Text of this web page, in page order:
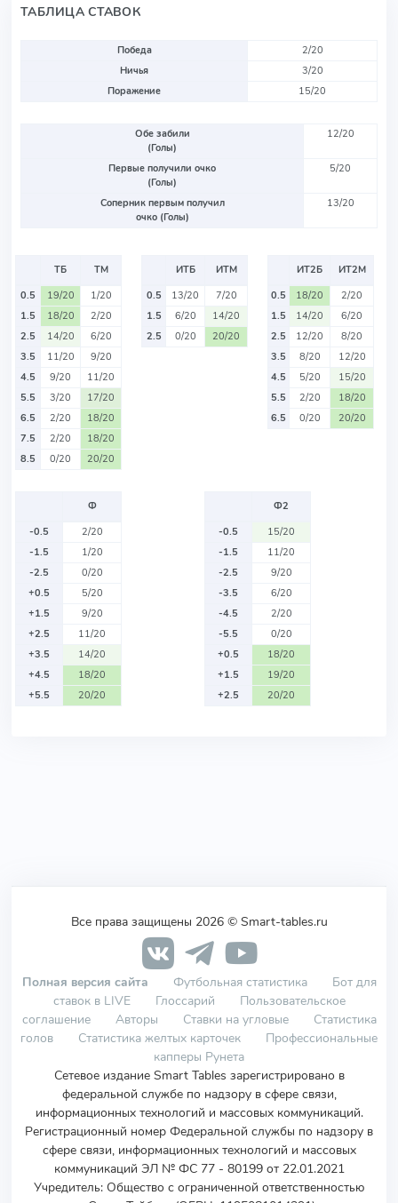
ТАБЛИЦА СТАВОК
Победа
2/20
Ничья
3/20
Поражение
15/20
Обе забили
(Голы)
12/20
Первые получили очко
(Голы)
5/20
Соперник первым получил
очко (Голы)
13/20
ТБ
ТМ
0.5
19/20
1/20
1.5
18/20
2/20
2.5
14/20
6/20
3.5
11/20
9/20
4.5
9/20
11/20
5.5
3/20
17/20
6.5
2/20
18/20
7.5
2/20
18/20
8.5
0/20 20/20
ИТБ
ИТМ
0.5
13/20
7/20
1.5
6/20
14/20
2.5
0/20 20/20
ИТ2Б
ИТ2М
0.5
18/20
2/20
1.5
14/20
6/20
2.5
12/20
8/20
3.5
8/20
12/20
4.5
5/20
15/20
5.5
2/20
18/20
6.5
0/20 20/20
Ф
-0.5
2/20
-1.5
1/20
-2.5
0/20
+0.5
5/20
+1.5
9/20
+2.5
11/20
+3.5
14/20
+4.5
18/20
+5.5
20/20
Ф2
-0.5
15/20
-1.5
11/20
-2.5
9/20
-3.5
6/20
-4.5
2/20
-5.5
0/20
+0.5
18/20
+1.5
19/20
+2.5
20/20
Все права защищены 2026 © Smart-tables.ru
Полная версия сайта Футбольная статистика
Бот для
ставок в LIVE
Глоссарий
Пользовательское
соглашение
Авторы Ставки на угловые
Статистика
голов
Статистика желтых карточек
Профессиональные
капперы Рунета
Сетевое издание Smart Tables зарегистрировано в
федеральной службе по надзору в сфере связи,
информационных технологий и массовых коммуникаций.
Регистрационный номер Федеральной службы по надзору в
сфере связи, информационных технологий и массовых
коммуникаций ЭЛ № ФС 77 - 80199 от 22.01.2021
Учредитель: Общество с ограниченной ответственностью